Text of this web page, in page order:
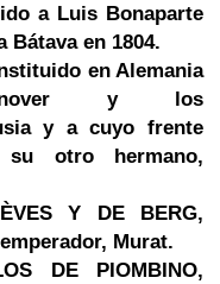
a Luis Bonaparte
Bátava en 1804.
en Alemania
y los
y a cuyo frente
otro hermano,
Y DE BERG,
Murat.
DE PIOMBINO,